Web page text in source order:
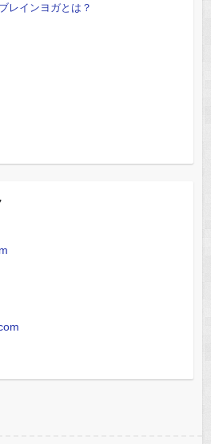
レインヨガとは？